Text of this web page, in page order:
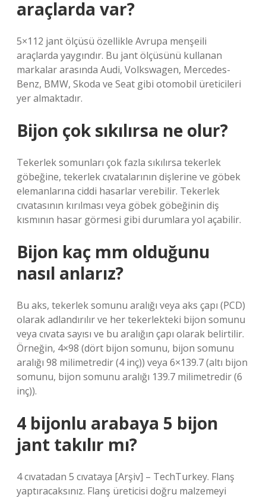
araçlarda var?
5×112 jant ölçüsü özellikle Avrupa menşeili
araçlarda yaygındır. Bu jant ölçüsünü kullanan
markalar arasında Audi, Volkswagen, Mercedes-
Benz, BMW, Skoda ve Seat gibi otomobil üreticileri
yer almaktadır.
Bijon çok sıkılırsa ne olur?
Tekerlek somunları çok fazla sıkılırsa tekerlek
göbeğine, tekerlek cıvatalarının dişlerine ve göbek
elemanlarına ciddi hasarlar verebilir. Tekerlek
cıvatasının kırılması veya göbek göbeğinin diş
kısmının hasar görmesi gibi durumlara yol açabilir.
Bijon kaç mm olduğunu
nasıl anlarız?
Bu aks, tekerlek somunu aralığı veya aks çapı (PCD)
olarak adlandırılır ve her tekerlekteki bijon somunu
veya cıvata sayısı ve bu aralığın çapı olarak belirtilir.
Örneğin, 4×98 (dört bijon somunu, bijon somunu
aralığı 98 milimetredir (4 inç)) veya 6×139.7 (altı bijon
somunu, bijon somunu aralığı 139.7 milimetredir (6
inç)).
4 bijonlu arabaya 5 bijon
jant takılır mı?
4 cıvatadan 5 cıvataya [Arşiv] – TechTurkey. Flanş
yaptıracaksınız. Flanş üreticisi doğru malzemeyi